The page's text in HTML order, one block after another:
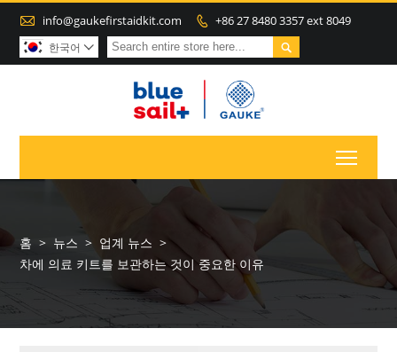
 info@gaukefirstaidkit.com  +86 27 8480 3357 ext 8049

한국어 
홈 > 뉴스 > 업계 뉴스 >
차에 의료 키트를 보관하는 것이 중요한 이유